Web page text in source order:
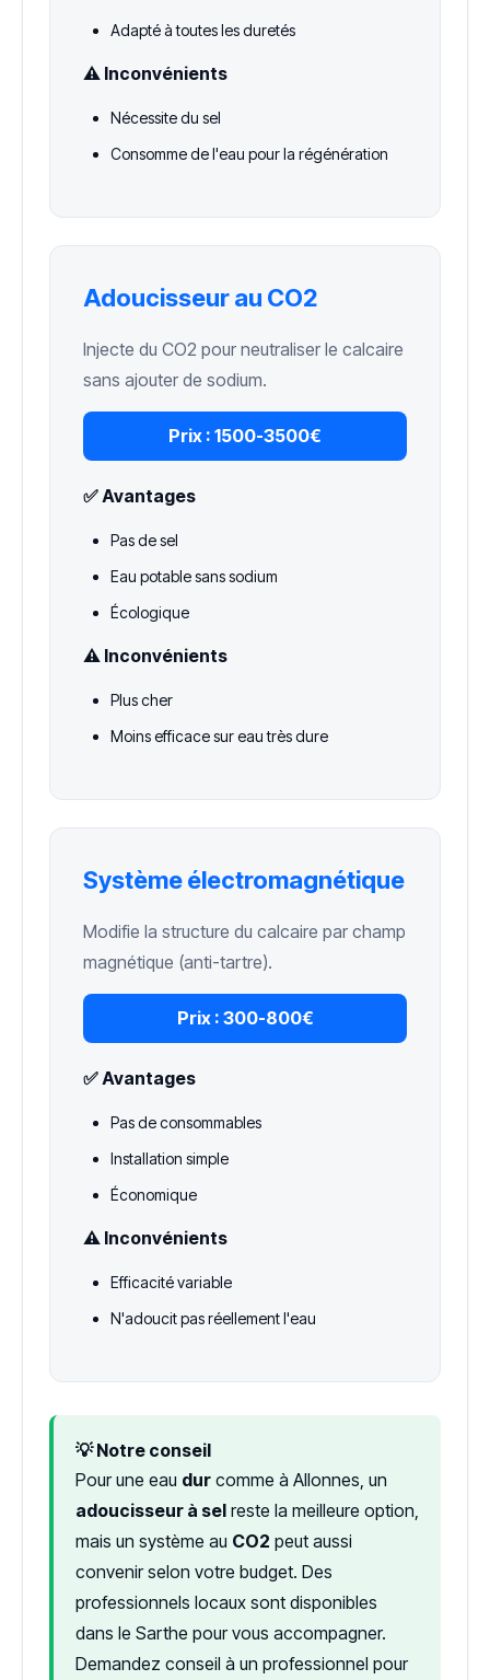
Adapté à toutes les duretés
⚠️ Inconvénients
Nécessite du sel
Consomme de l'eau pour la régénération
Adoucisseur au CO2
Injecte du CO2 pour neutraliser le calcaire
sans ajouter de sodium.
Prix : 1500-3500€
✅ Avantages
Pas de sel
Eau potable sans sodium
Écologique
⚠️ Inconvénients
Plus cher
Moins efficace sur eau très dure
Système électromagnétique
Modifie la structure du calcaire par champ
magnétique (anti-tartre).
Prix : 300-800€
✅ Avantages
Pas de consommables
Installation simple
Économique
⚠️ Inconvénients
Efficacité variable
N'adoucit pas réellement l'eau
💡 Notre conseil
Pour une eau dur comme à Allonnes, un
adoucisseur à sel reste la meilleure option,
mais un système au CO2 peut aussi
convenir selon votre budget. Des
professionnels locaux sont disponibles
dans le Sarthe pour vous accompagner.
Demandez conseil à un professionnel pour